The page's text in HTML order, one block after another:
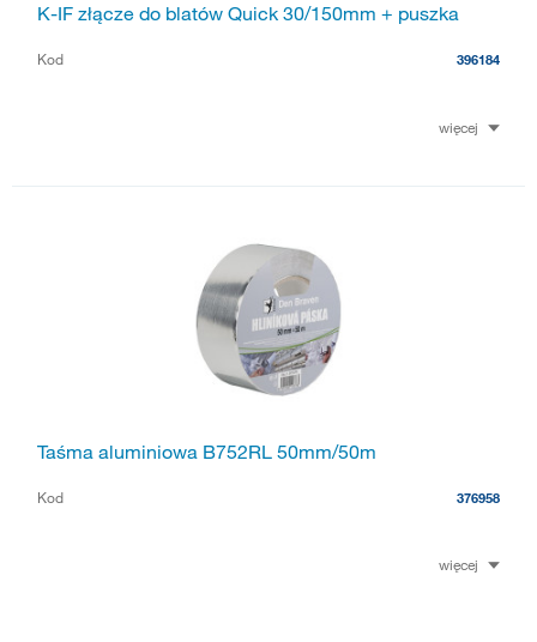
K-IF złącze do blatów Quick 30/150mm + puszka
Kod 396184
więcej
Taśma aluminiowa B752RL 50mm/50m
Kod 376958
więcej